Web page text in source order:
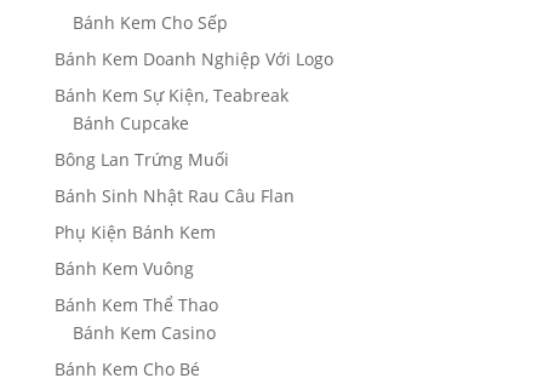
Bánh Kem Cho Sếp
Bánh Kem Doanh Nghiệp Với Logo
Bánh Kem Sự Kiện, Teabreak
Bánh Cupcake
Bông Lan Trứng Muối
Bánh Sinh Nhật Rau Câu Flan
Phụ Kiện Bánh Kem
Bánh Kem Vuông
Bánh Kem Thể Thao
Bánh Kem Casino
Bánh Kem Cho Bé